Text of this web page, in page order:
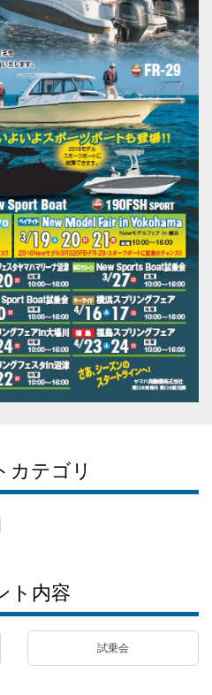
カテゴリ
ト内容
試乗会